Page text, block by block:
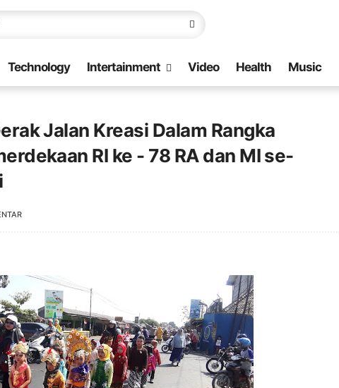
Technology Intertainment Video Health Music
Jalan Kreasi Dalam Rangka
RI ke - 78 RA dan MI se-